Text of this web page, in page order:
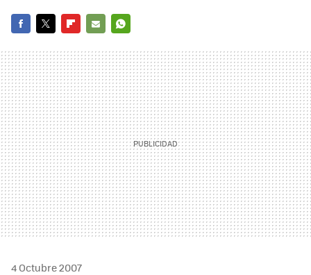
MAIL
4 Octubre 2007